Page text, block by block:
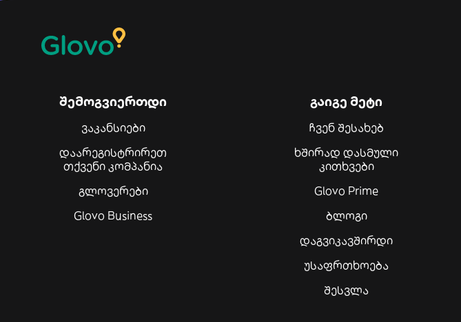
შემოგვიერთდი
ვაკანსიები
დაარეგისტრირეთ
თქვენი კომპანია
გლოვერები
Glovo Business
გაიგე მეტი
ჩვენ შესახებ
ხშირად დასმული
კითხვები
Glovo Prime
ბლოგი
დაგვიკავშირდი
უსაფრთხოება
შესვლა